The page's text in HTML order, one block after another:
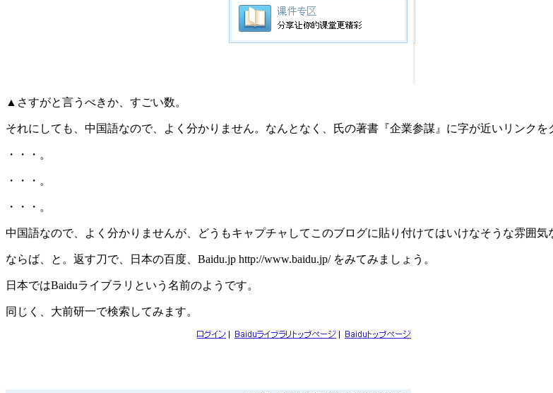
▲さすがと言うべきか、すごい数。
それにしても、中国語なので、よく分かりません。なんとなく、氏の著書『企業参謀』に字が近いリンクを
・・・。
・・・。
・・・。
中国語なので、よく分かりませんが、どうもキャプチャしてこのブログに貼り付けてはいけなそうな雰囲気
ならば、と。返す刀で、日本の百度、Baidu.jp http://www.baidu.jp/ をみてみましょう。
日本ではBaiduライブラリという名前のようです。
同じく、大前研一で検索してみます。